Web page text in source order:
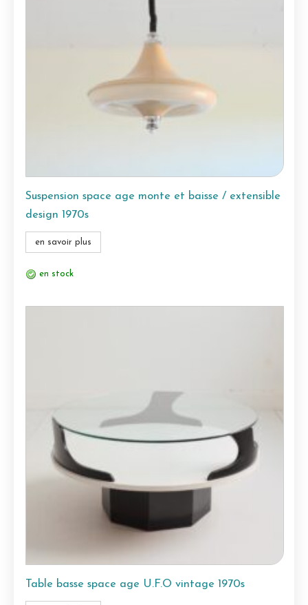
Suspension space age monte et baisse / extensible
design 1970s
en savoir plus
en stock
Table basse space age U.F.O vintage 1970s